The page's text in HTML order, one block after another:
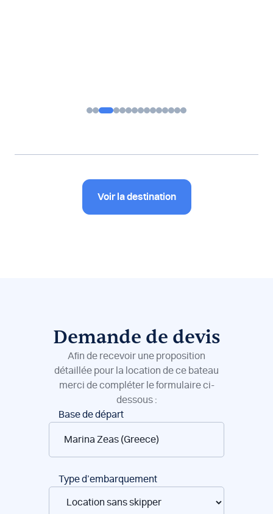
Voir la destination
Demande de devis
Afin de recevoir une proposition
détaillée pour la location de ce bateau
merci de compléter le formulaire ci-
dessous :
Réservation
bateaux
Base de départ
Type d’embarquement